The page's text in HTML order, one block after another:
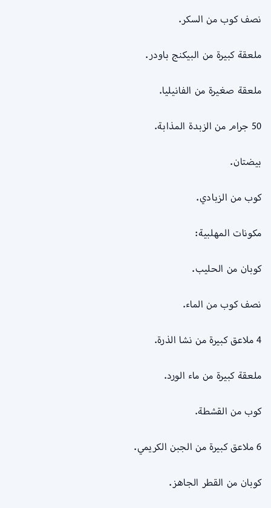
نصف كوب من السكر.
ملعقة كبيرة من البيكنج باودر.
ملعقة صغيرة من الفانيليا.
50 جرام من الزبدة المذابة.
بيضتان.
كوب من الزبادي.
مكونات المهلبية:
كوبان من الحليب.
نصف كوب من الماء.
4 ملاعق كبيرة من نشا الذرة.
ملعقة كبيرة من ماء الورد.
كوب من القشطة.
6 ملاعق كبيرة من الجبن الكريمي.
كوبان من القطر الجاهز.